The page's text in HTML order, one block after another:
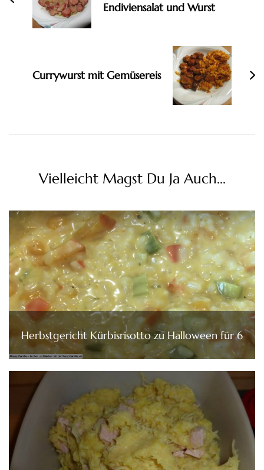
Endiviensalat und Wurst
Currywurst mit Gemüsereis
Vielleicht Magst Du Ja Auch...
Herbstgericht Kürbisrisotto zu Halloween für 6